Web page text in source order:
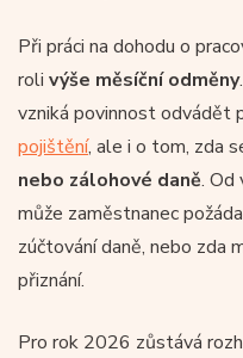
Při práci na dohodu o
roli výše měsíční odměny
vzniká povinnost odvádět
pojištění, ale i o tom, zda
nebo zálohové daně. Od
může zaměstnanec
zúčtování daně, nebo zda
přiznání.
Pro rok 2026 zůstává